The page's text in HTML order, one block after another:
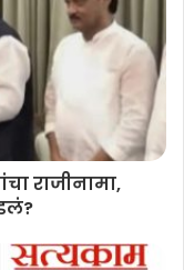
राजीनामा,